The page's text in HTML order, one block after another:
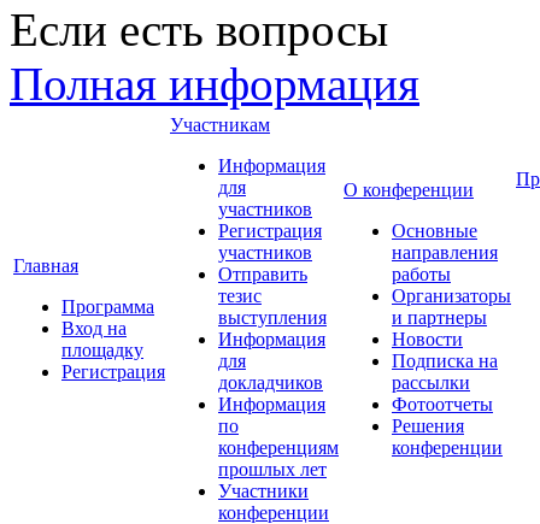
Если есть вопросы
Полная информация
Главная
Программа
Вход на
площадку
Регистрация
Участникам
Информация
для
участников
Регистрация
участников
Отправить
тезис
выступления
Информация
для
докладчиков
Информация
по
конференциям
прошлых лет
Участники
конференции
О конференции
Основные
направления
работы
Организаторы
и партнеры
Новости
Подписка на
рассылки
Фотоотчеты
Решения
конференции